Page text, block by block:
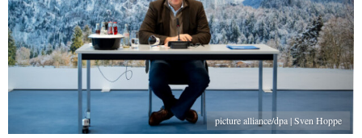
picture alliance/dpa | Sven Hoppe